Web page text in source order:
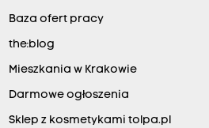
Baza ofert pracy
the:blog
Mieszkania w Krakowie
Darmowe ogłoszenia
Sklep z kosmetykami tolpa.pl